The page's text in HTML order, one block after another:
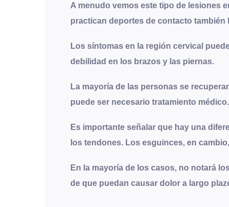
A menudo vemos este tipo de lesiones
practican deportes de contacto también
Los síntomas en la región cervical
debilidad en los brazos y las piernas.
La mayoría de las personas se
puede ser necesario tratamiento médico.
Es importante señalar que hay una
los tendones. Los esguinces, en
En la mayoría de los casos, no notará
de que puedan causar dolor a largo